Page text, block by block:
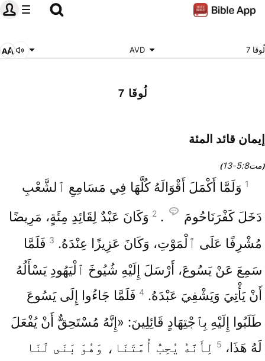
لُوقَا 7 AVD
لُوقَا 7
إيمان قائد المئة
(مت8‏:5‏-13 )
1 وَلَمَّا أَكْمَلَ أَقْوَالَهُ كُلَّهَا فِي مَسَامِعِ ٱلشَّعْبِ
دَخَلَ كَفْرَنَاحُومَ
.
2 وَكَانَ عَبْدٌ لِقَائِدِ مِئَةٍ، مَرِيضًا
مُشْرِفًا عَلَى ٱلْمَوْتِ، وَكَانَ عَزِيزًا عِنْدَهُ. 3 فَلَمَّا
سَمِعَ عَنْ يَسُوعَ، أَرْسَلَ إِلَيْهِ شُيُوخَ ٱلْيَهُودِ يَسْأَلُهُ
أَنْ يَأْتِيَ وَيَشْفِيَ عَبْدَهُ. 4 فَلَمَّا جَاءُوا إِلَى يَسُوعَ
طَلَبُوا إِلَيْهِ بِٱجْتِهَادٍ قَائِلِينَ: «إِنَّهُ مُسْتَحِقٌّ أَنْ يُفْعَلَ
لَهُ هَذَا، 5 لِأَنَّهُ يُحِبُّ أُمَّتَنَا، وَهُوَ بَنَى لَنَا